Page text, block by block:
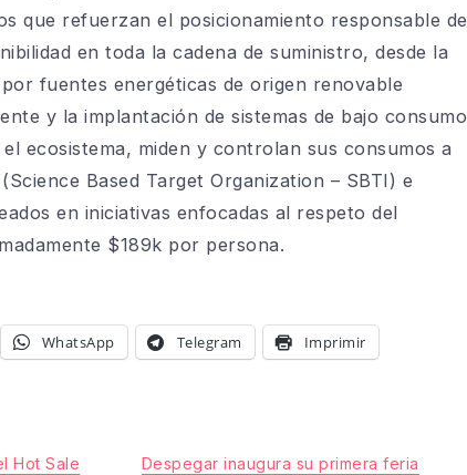
que refuerzan el posicionamiento responsable de
en toda la cadena de suministro, desde la
fuentes energéticas de origen renovable
y la implantación de sistemas de bajo consumo
ecosistema, miden y controlan sus consumos a
Based Target Organization – SBTI) e
en iniciativas enfocadas al respeto del
$189k por persona.
WhatsApp Telegram Imprimir
Hot Sale
Despegar inaugura su primera feria